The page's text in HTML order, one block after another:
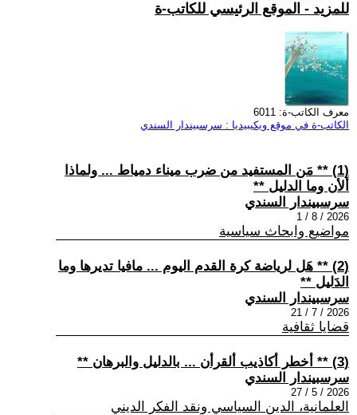
للمزيد - الموقع الرئيسي للكاتب-ة
معرف الكاتب-ة: 6011
الكاتب-ة في موقع ويكيبيديا : سرسبيندار السندي
(1) ** مَن المستفيد من ضرب ميناء دمياط ... ولماذا
ألأن وما الدليل **
سرسبيندار السندي
2026 / 8 / 1
مواضيع وابحاث سياسية
(2) ** هَل لرياضة كرة القدم اليوم ... مافيا تديرها وما
الدَليل **
سرسبيندار السندي
2026 / 7 / 21
قضايا ثقافية
(3) ** أخطر أكاذيب ألقرأن ... بالدليل والبرهان **
سرسبيندار السندي
2026 / 5 / 27
العلمانية، الدين السياسي ونقد الفكر الديني